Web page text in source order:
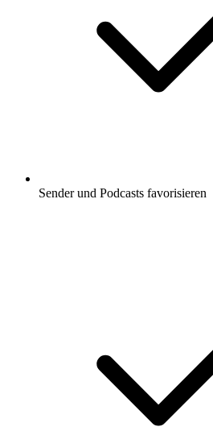
Sender und Podcasts favorisieren